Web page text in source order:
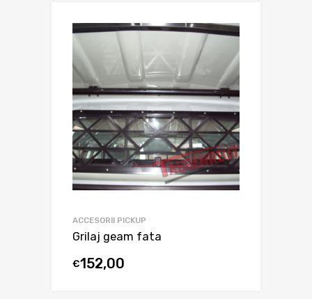
ACCESORII PICKUP
Grilaj geam fata
€152,00